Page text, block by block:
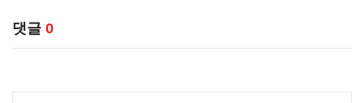
댓글 0